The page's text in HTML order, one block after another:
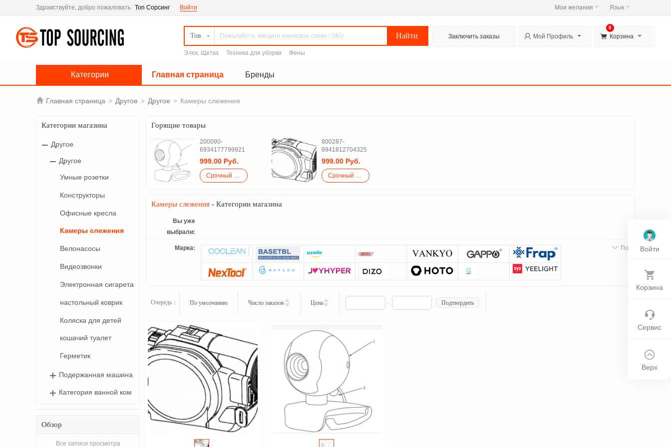
Здравствуйте, добро пожаловать Топ Сорсинг Войти Мои желания Язык
Войти
Корзина
Сервис
Верх
Тов
Элек. Щетка Техника для уборки Фены
Заключить заказы  Мой Профиль  Корзина
0
Категории Главная страница Бренды
 Главная страница > Другое > Другое > Камеры слежения
Категории магазина
Другое
Другое
Умные розетки
Конструкторы
Офисные кресла
Камеры слежения
Велонасосы
Видеозвонки
Электронная сигарета
настольный коврик
Коляска для детей
кошачий туалет
Герметик
Подержанная машина
Категория ванной ком
Обзор
Все записи просмотра
Горящие товары
200090-
6934177799921
999.00 Руб.
Срочный закупка
800287-
6941812704325
999.00 Руб.
Срочный закупка
Камеры слежения - Категории магазина
Вы уже
выбрали:
Марка:  Подробнее
Очередь： По умолчанию Число заказов Цена - Подтвердить